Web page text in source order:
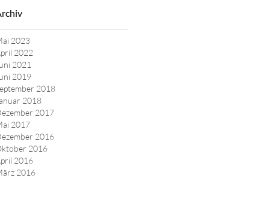
2023
2022
2021
2019
2018
2018
2017
2017
2016
2016
2016
2016